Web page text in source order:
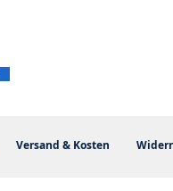
Versand & Kosten